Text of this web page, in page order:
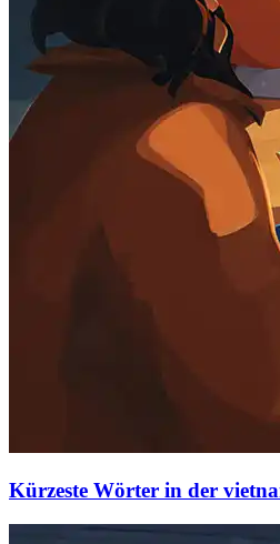
Kürzeste Wörter in der